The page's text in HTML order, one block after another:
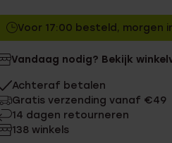
Voor 17:00 besteld, morgen
Vandaag nodig? Bekijk
Achteraf betalen
Gratis verzending vanaf €49
14 dagen retourneren
138 winkels